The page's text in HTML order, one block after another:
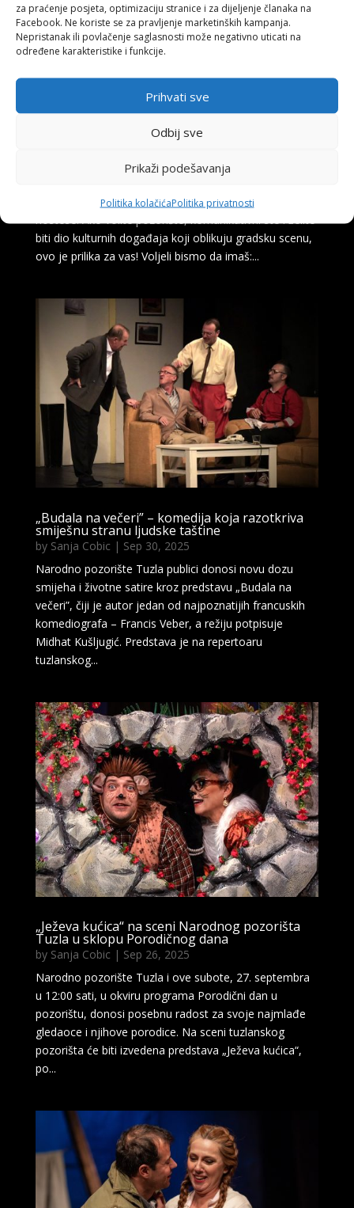
za praćenje posjeta, optimizaciju stranice i za dijeljenje članaka na
Facebook. Ne koriste se za pravljenje marketinških kampanja.
Nepristanak ili povlačenje saglasnosti može negativno uticati na
određene karakteristike i funkcije.
Prihvati sve
Odbij sve
Prikaži podešavanja
Politika kolačićaPolitika privatnosti
Narodno pozorište Tuzla poziva mlade da
postanu dio tima – prijavite se za poziciju
Oct 2, 2025
ih da postanu dio našeg dinamičnog tima na poziciji
biti dio kulturnih događaja koji oblikuju gradsku scenu,
ovo je prilika za vas! Voljeli bismo da imaš:...
„Budala na večeri” – komedija koja razotkriva
smiješnu stranu ljudske taštine
by Sanja Cobic| Sep 30, 2025
Narodno pozorište Tuzla publici donosi novu dozu
smijeha i životne satire kroz predstavu „Budala na
večeri”, čiji je autor jedan od najpoznatijih francuskih
komediografa – Francis Veber, a režiju potpisuje
Midhat Kušljugić. Predstava je na repertoaru
tuzlanskog...
„Ježeva kućica“ na sceni Narodnog pozorišta
Tuzla u sklopu Porodičnog dana
by Sanja Cobic| Sep 26, 2025
Narodno pozorište Tuzla i ove subote, 27. septembra
u 12:00 sati, u okviru programa Porodični dan u
pozorištu, donosi posebnu radost za svoje najmlađe
gledaoce i njihove porodice. Na sceni tuzlanskog
pozorišta će biti izvedena predstava „Ježeva kućica“,
po...